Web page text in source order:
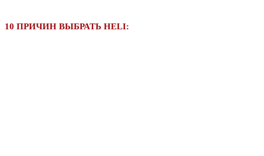
10 ПРИЧИН ВЫБРАТЬ HELI: